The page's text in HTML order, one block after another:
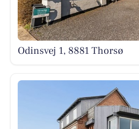
Odinsvej 1, 8881 Thorsø